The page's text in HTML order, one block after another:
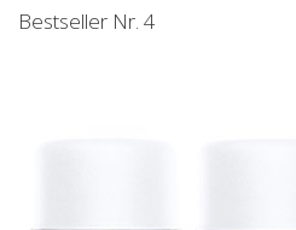
Bestseller Nr. 4